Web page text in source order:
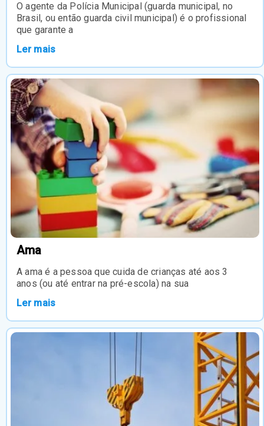
O agente da Polícia Municipal (guarda municipal, no
Brasil, ou então guarda civil municipal) é o profissional
que garante a
Ler mais
Ama
A ama é a pessoa que cuida de crianças até aos 3
anos (ou até entrar na pré-escola) na sua
Ler mais